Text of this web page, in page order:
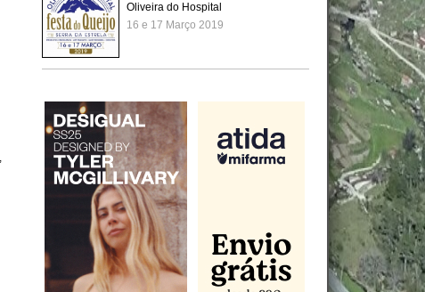
Oliveira do Hospital
16 e 17 Março 2019